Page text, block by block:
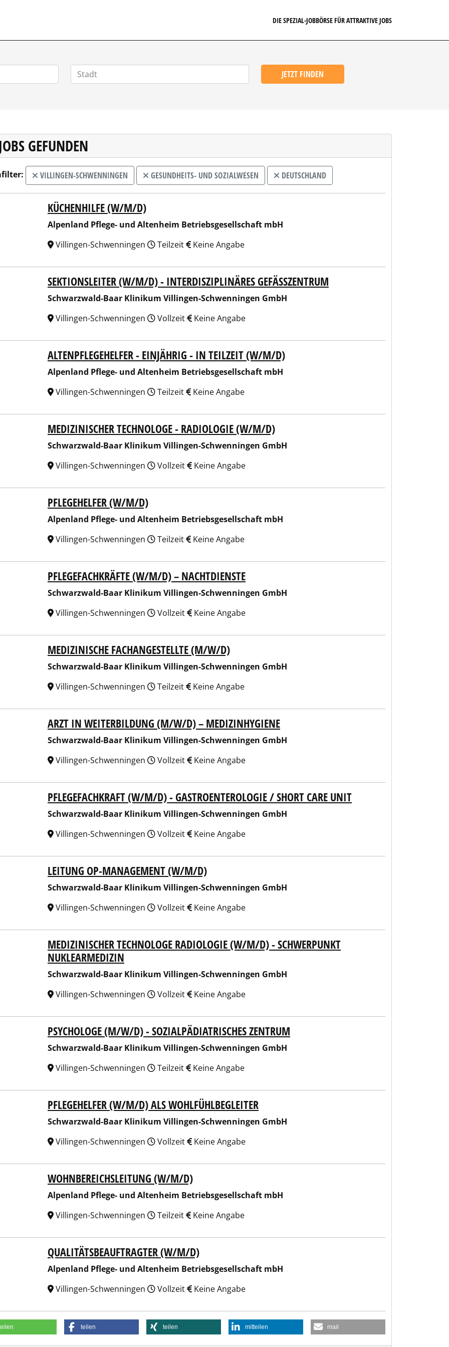
DIE SPEZIAL-JOBBÖRSE FÜR ATTRAKTIVE JOBS
JETZT FINDEN
GEFUNDEN
VILLINGEN-SCHWENNINGEN GESUNDHEITS- UND SOZIALWESEN DEUTSCHLAND
Pflege- und Altenheim Betriebsgesellschaft mbH
KÜCHENHILFE (W/M/D)
Alpenland Pflege- und Altenheim Betriebsgesellschaft mbH
Villingen-Schwenningen
Teilzeit Keine Angabe
Baar Klinikum Villingen-Schwenningen GmbH
SEKTIONSLEITER (W/M/D) - INTERDISZIPLINÄRES GEFÄSSZENTRUM
Schwarzwald-Baar Klinikum Villingen-Schwenningen GmbH
Villingen-Schwenningen
Vollzeit Keine Angabe
Pflege- und Altenheim Betriebsgesellschaft mbH
ALTENPFLEGEHELFER - EINJÄHRIG - IN TEILZEIT (W/M/D)
Alpenland Pflege- und Altenheim Betriebsgesellschaft mbH
Villingen-Schwenningen
Teilzeit Keine Angabe
Baar Klinikum Villingen-Schwenningen GmbH
MEDIZINISCHER TECHNOLOGE - RADIOLOGIE (W/M/D)
Schwarzwald-Baar Klinikum Villingen-Schwenningen GmbH
Villingen-Schwenningen
Vollzeit Keine Angabe
Pflege- und Altenheim Betriebsgesellschaft mbH
PFLEGEHELFER (W/M/D)
Alpenland Pflege- und Altenheim Betriebsgesellschaft mbH
Villingen-Schwenningen
Teilzeit Keine Angabe
Baar Klinikum Villingen-Schwenningen GmbH
PFLEGEFACHKRÄFTE (W/M/D) – NACHTDIENSTE
Schwarzwald-Baar Klinikum Villingen-Schwenningen GmbH
Villingen-Schwenningen
Vollzeit Keine Angabe
Baar Klinikum Villingen-Schwenningen GmbH
MEDIZINISCHE FACHANGESTELLTE (M/W/D)
Schwarzwald-Baar Klinikum Villingen-Schwenningen GmbH
Villingen-Schwenningen
Teilzeit Keine Angabe
Baar Klinikum Villingen-Schwenningen GmbH
ARZT IN WEITERBILDUNG (M/W/D) – MEDIZINHYGIENE
Schwarzwald-Baar Klinikum Villingen-Schwenningen GmbH
Villingen-Schwenningen
Vollzeit Keine Angabe
Baar Klinikum Villingen-Schwenningen GmbH
PFLEGEFACHKRAFT (W/M/D) - GASTROENTEROLOGIE / SHORT CARE UNIT
Schwarzwald-Baar Klinikum Villingen-Schwenningen GmbH
Villingen-Schwenningen
Vollzeit Keine Angabe
Baar Klinikum Villingen-Schwenningen GmbH
LEITUNG OP-MANAGEMENT (W/M/D)
Schwarzwald-Baar Klinikum Villingen-Schwenningen GmbH
Villingen-Schwenningen
Vollzeit Keine Angabe
Baar Klinikum Villingen-Schwenningen GmbH
MEDIZINISCHER TECHNOLOGE RADIOLOGIE (W/M/D) - SCHWERPUNKT
NUKLEARMEDIZIN
Schwarzwald-Baar Klinikum Villingen-Schwenningen GmbH
Villingen-Schwenningen
Vollzeit Keine Angabe
Baar Klinikum Villingen-Schwenningen GmbH
PSYCHOLOGE (M/W/D) - SOZIALPÄDIATRISCHES ZENTRUM
Schwarzwald-Baar Klinikum Villingen-Schwenningen GmbH
Villingen-Schwenningen
Teilzeit Keine Angabe
Baar Klinikum Villingen-Schwenningen GmbH
PFLEGEHELFER (W/M/D) ALS WOHLFÜHLBEGLEITER
Schwarzwald-Baar Klinikum Villingen-Schwenningen GmbH
Villingen-Schwenningen
Vollzeit Keine Angabe
Pflege- und Altenheim Betriebsgesellschaft mbH
WOHNBEREICHSLEITUNG (W/M/D)
Alpenland Pflege- und Altenheim Betriebsgesellschaft mbH
Villingen-Schwenningen
Teilzeit Keine Angabe
Pflege- und Altenheim Betriebsgesellschaft mbH
QUALITÄTSBEAUFTRAGTER (W/M/D)
Alpenland Pflege- und Altenheim Betriebsgesellschaft mbH
Villingen-Schwenningen
Vollzeit Keine Angabe
teilen teilen mitteilen mail